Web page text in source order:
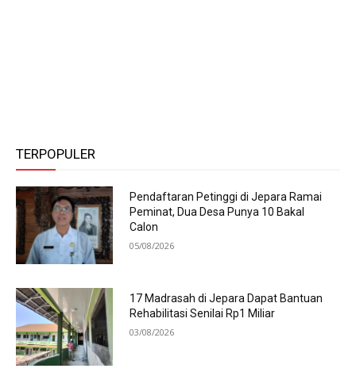
TERPOPULER
Pendaftaran Petinggi di Jepara Ramai
Peminat, Dua Desa Punya 10 Bakal
Calon
05/08/2026
17 Madrasah di Jepara Dapat Bantuan
Rehabilitasi Senilai Rp1 Miliar
03/08/2026